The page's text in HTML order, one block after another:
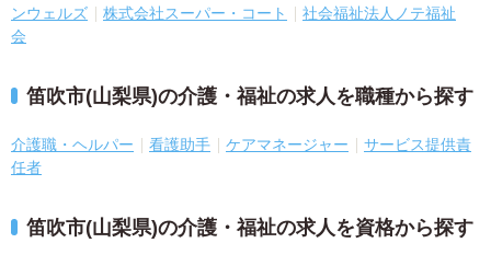
ンウェルズ
株式会社スーパー・コート
社会福祉法人ノテ福祉
会
笛吹市(山梨県)の介護・福祉の求人を職種から探す
介護職・ヘルパー 看護助手 ケアマネージャー
サービス提供責
任者
笛吹市(山梨県)の介護・福祉の求人を資格から探す